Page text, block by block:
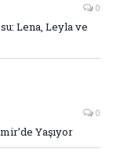
0
Lena, Leyla ve
0
Yaşıyor